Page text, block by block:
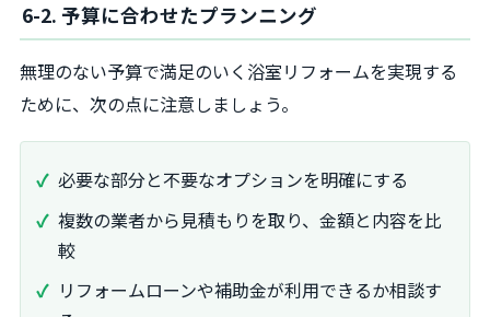
6-2. 予算に合わせたプランニング
無理のない予算で満足のいく浴室リフォームを実現する
ために、次の点に注意しましょう。
必要な部分と不要なオプションを明確にする
複数の業者から見積もりを取り、金額と内容を比
較
リフォームローンや補助金が利用できるか相談す